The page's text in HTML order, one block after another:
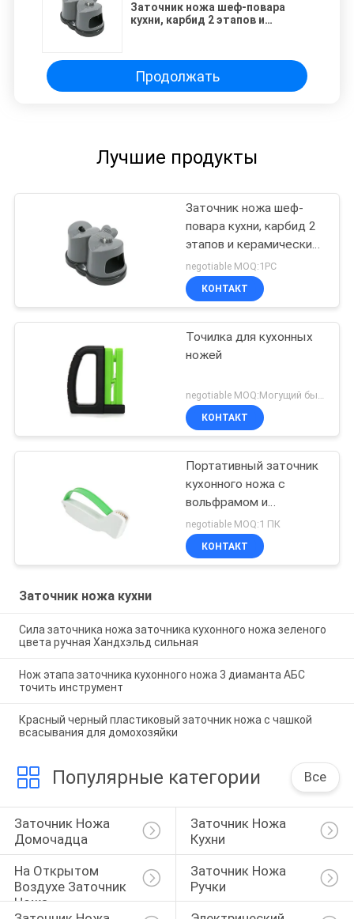
Заточник ножа шеф-повара
кухни, карбид 2 этапов и
Продолжать
Лучшие продукты
Заточник ножа шеф-
повара кухни, карбид 2
этапов и керамический
заточник
negotiable MOQ:1PC
КОНТАКТ
Точилка для кухонных
ножей
КОНТАКТ
Портативный заточник
кухонного ножа с
вольфрамом и
материалом АБС
пластиковым
negotiable MOQ:1 ПК
КОНТАКТ
Заточник ножа кухни
Сила заточника ножа заточника кухонного ножа зеленого
цвета ручная Хандхэльд сильная
Нож этапа заточника кухонного ножа 3 диаманта АБС
точить инструмент
Красный черный пластиковый заточник ножа с чашкой
всасывания для домохозяйки
Популярные категории Все
Заточник Ножа
Домочадца
Заточник Ножа
Кухни
На Открытом
Воздухе Заточник
Ножа
Заточник Ножа
Ручки